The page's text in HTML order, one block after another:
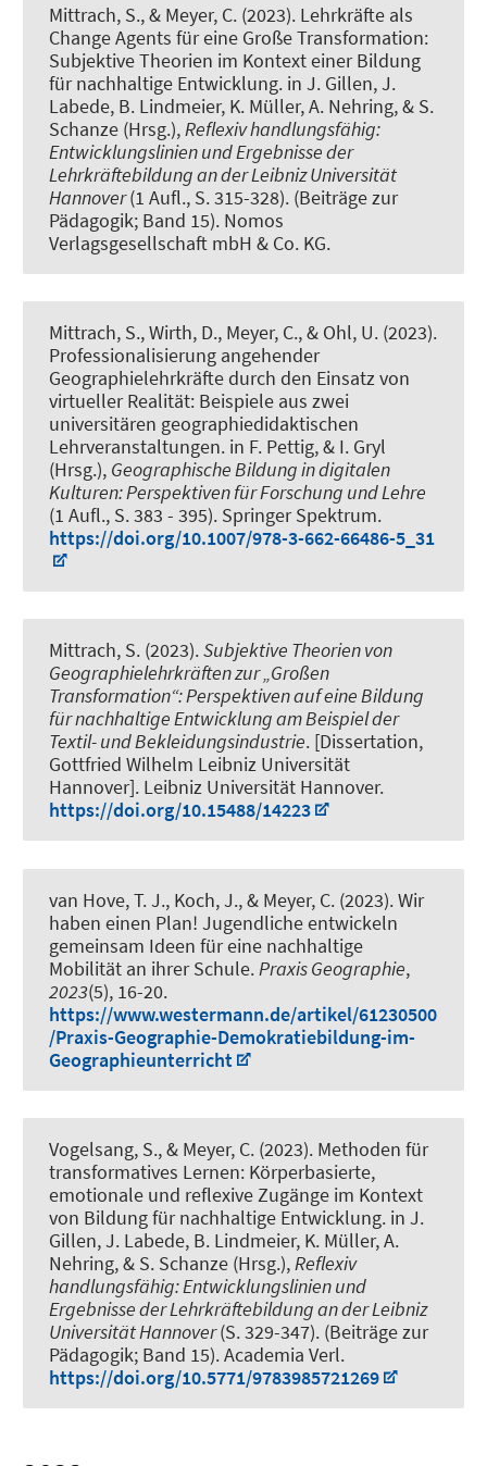
Mittrach, S., & Meyer, C. (2023). Lehrkräfte als
Change Agents für eine Große Transformation:
Subjektive Theorien im Kontext einer Bildung
für nachhaltige Entwicklung. in J. Gillen, J.
Labede, B. Lindmeier, K. Müller, A. Nehring, & S.
Schanze (Hrsg.),Reflexiv handlungsfähig:
Entwicklungslinien und Ergebnisse der
Lehrkräftebildung an der Leibniz Universität
Hannover(1 Aufl., S. 315-328). (Beiträge zur
Pädagogik; Band 15). Nomos
Verlagsgesellschaft mbH & Co. KG.
Mittrach, S., Wirth, D., Meyer, C., & Ohl, U. (2023).
Professionalisierung angehender
Geographielehrkräfte durch den Einsatz von
virtueller Realität: Beispiele aus zwei
universitären geographiedidaktischen
Lehrveranstaltungen. in F. Pettig, & I. Gryl
(Hrsg.), Geographische Bildung in digitalen
Kulturen: Perspektiven für Forschung und Lehre
(1 Aufl., S. 383 - 395). Springer Spektrum.
https://doi.org/10.1007/978-3-662-66486-5_31
Mittrach, S. (2023).Subjektive Theorien von
Geographielehrkräften zur „Großen
Transformation“: Perspektiven auf eine Bildung
für nachhaltige Entwicklung am Beispiel der
Textil- und Bekleidungsindustrie. [Dissertation,
Gottfried Wilhelm Leibniz Universität
Hannover]. Leibniz Universität Hannover.
https://doi.org/10.15488/14223
van Hove, T. J., Koch, J., & Meyer, C. (2023).Wir
haben einen Plan! Jugendliche entwickeln
gemeinsam Ideen für eine nachhaltige
Mobilität an ihrer Schule. Praxis Geographie,
2023(5), 16-20.
https://www.westermann.de/artikel/61230500
/Praxis-Geographie-Demokratiebildung-im-
Geographieunterricht
Vogelsang, S., & Meyer, C. (2023). Methoden für
transformatives Lernen: Körperbasierte,
emotionale und reflexive Zugänge im Kontext
von Bildung für nachhaltige Entwicklung. in J.
Gillen, J. Labede, B. Lindmeier, K. Müller, A.
Nehring, & S. Schanze (Hrsg.),Reflexiv
handlungsfähig: Entwicklungslinien und
Ergebnisse der Lehrkräftebildung an der Leibniz
Universität Hannover(S. 329-347). (Beiträge zur
Pädagogik; Band 15). Academia Verl.
https://doi.org/10.5771/9783985721269